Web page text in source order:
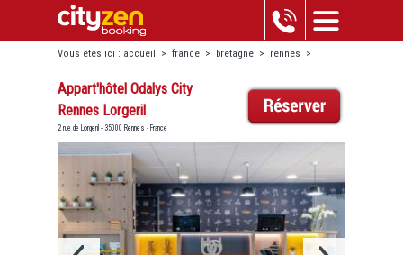
Vous êtes ici : accueil > france > bretagne > rennes >
appart'hôtel odalys city rennes lorgeril
Appart'hôtel Odalys City
Rennes Lorgeril
2 rue de Lorgeril - 35000 Rennes - France